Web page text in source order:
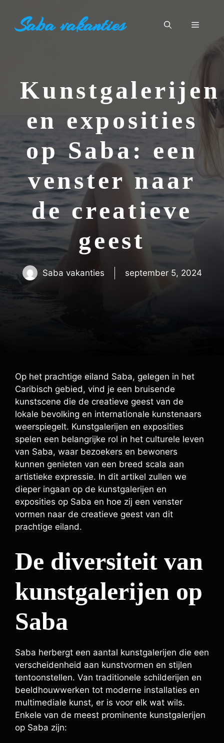
Saba vakanties Menu
Kunstgalerijen
en exposities
op Saba: een
venster naar
de creatieve
geest
Saba vakanties september 5, 2024
Op het prachtige eiland Saba, gelegen in het
Caribisch gebied, vind je een bruisende
kunstscene die de creatieve geest van de
lokale bevolking en internationale kunstenaars
weerspiegelt. Kunstgalerijen en exposities
spelen een belangrijke rol in het culturele leven
van Saba, waar bezoekers en bewoners
kunnen genieten van een breed scala aan
artistieke expressie. In dit artikel zullen we
dieper ingaan op de kunstgalerijen en
exposities op Saba en hoe zij een venster
vormen naar de creatieve geest van dit
prachtige eiland.
De diversiteit van
kunstgalerijen op
Saba
Saba herbergt een aantal kunstgalerijen die een
verscheidenheid aan kunstvormen en stijlen
tentoonstellen. Van traditionele schilderijen en
beeldhouwwerken tot moderne installaties en
multimediale kunst, er is voor elk wat wils.
Enkele van de meest prominente kunstgalerijen
op Saba zijn: